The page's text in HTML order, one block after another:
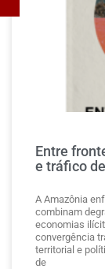
Entre
e tráfico
A Amazônia
combinam
economias
convergência
territorial e
de